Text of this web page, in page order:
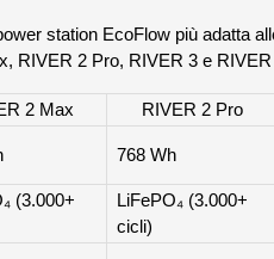
station EcoFlow più adatta
RIVER 2 Pro, RIVER 3 e
2 Max RIVER 2 Pro
768 Wh
(3.000+
LiFePO₄ (3.000+
cicli)